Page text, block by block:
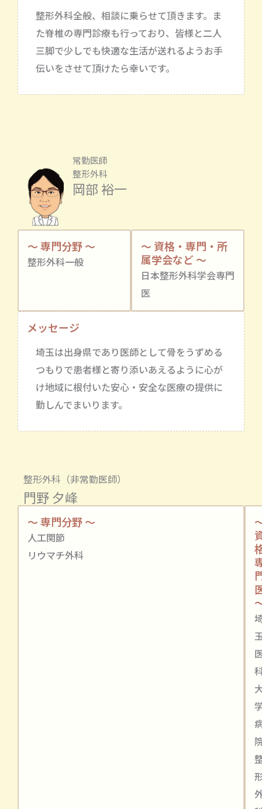
整形外科全般、相談に乗らせて頂きます。ま
た脊椎の専門診療も行っており、皆様と二人
三脚で少しでも快適な生活が送れるようお手
伝いをさせて頂けたら幸いです。
常勤医師
整形外科
岡部 裕一
～ 専門分野 ～
整形外科一般
～ 資格・専門・所
属学会など ～
日本整形外科学会専門
医
メッセージ
埼玉は出身県であり医師として骨をうずめる
つもりで患者様と寄り添いあえるように心が
け地域に根付いた安心・安全な医療の提供に
勤しんでまいります。
整形外科（非常勤医師）
門野 夕峰
～ 専門分野 ～
人工関節
リウマチ外科